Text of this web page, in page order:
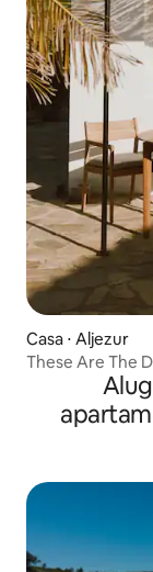
Casa ⋅ Aljezur
These Are The